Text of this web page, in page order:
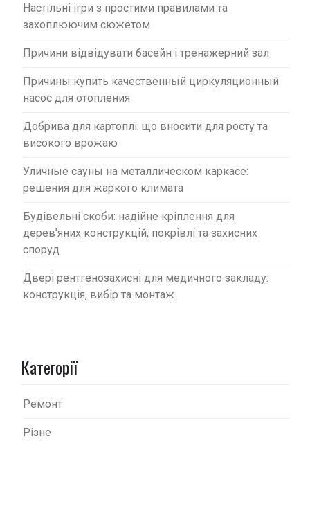
Настільні ігри з простими правилами та
захоплюючим сюжетом
Причини відвідувати басейн і тренажерний зал
Причины купить качественный циркуляционный
насос для отопления
Добрива для картоплі: що вносити для росту та
високого врожаю
Уличные сауны на металлическом каркасе:
решения для жаркого климата
Будівельні скоби: надійне кріплення для
дерев’яних конструкцій, покрівлі та захисних
споруд
Двері рентгенозахисні для медичного закладу:
конструкція, вибір та монтаж
Категорії
Ремонт
Різне